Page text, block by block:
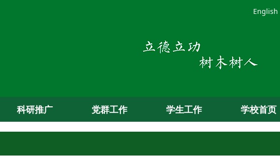
English
科研推广 党群工作 学生工作 学校首页